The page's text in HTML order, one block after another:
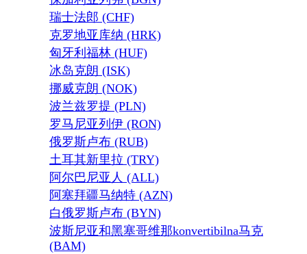
瑞士法郎 (CHF)
克罗地亚库纳 (HRK)
匈牙利福林 (HUF)
冰岛克朗 (ISK)
挪威克朗 (NOK)
波兰兹罗提 (PLN)
罗马尼亚列伊 (RON)
俄罗斯卢布 (RUB)
土耳其新里拉 (TRY)
阿尔巴尼亚人 (ALL)
阿塞拜疆马纳特 (AZN)
白俄罗斯卢布 (BYN)
波斯尼亚和黑塞哥维那konvertibilna马克
(BAM)